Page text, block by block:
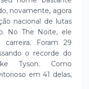
novamente, agora
nacional de lutas
No The Noite, ele
Foram 29
o recorde do
Tyson. Como
em 41 delas,